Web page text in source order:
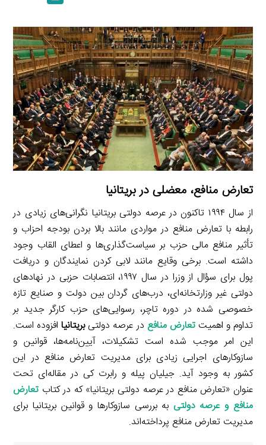
i
n
k
d
I
n
l
g
r
a
m
l
i
n
t
تعارض منافع، معضلی در بریتانیا
از سال ۱۹۹۴ تاکنون در عرصه دولتی بریتانیا نگرانی‌های زیادی در
رابطه با تعارض منافع در مواردی مانند بالا بردن بودجه احزاب و
تأثیر منافع مالی حزب بر سیاست‌گذاری‌ها و اعطای القاب وجود
داشته است. برخی وقایع مانند لابی کردن نمایندگان و دریافت
پول برای سؤال از وزرا در سال ۱۹۹۷، انتصابات حزبی در نهادهای
دولتی غیر وزارتخانه‌ای، درب‌های گردان بین دولت و صنایع تازه
خصوصی شده در دوره تاچر، رسوایی‌های حزب کارگر جدید بر
تداوم و اهمیتتعارض منافع در عرصه دولتیبریتانیاافزوده است.
این امر موجب شده است تشکیلات، آیین‌نامه‌ها، قوانین و
سازوکارهای اجرایی زیادی برای مدیریت تعارض منافع در این
کشور به وجود آید. جیلیان پیله و رابرت کی در مقاله‌ای تحت
عنوان «تعارض منافع در عرصه دولتی بریتانیا» که در کتاب تعارض
منافع و عرصه دولتی به بررسی سازوکارها و قوانین بریتانیا برای
مدیریت تعارض منافع پرداخته‌اند.